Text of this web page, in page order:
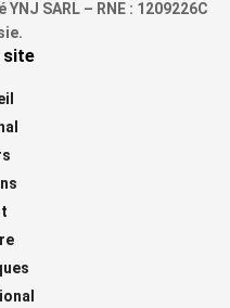
SARL – RNE : 1209226C
site